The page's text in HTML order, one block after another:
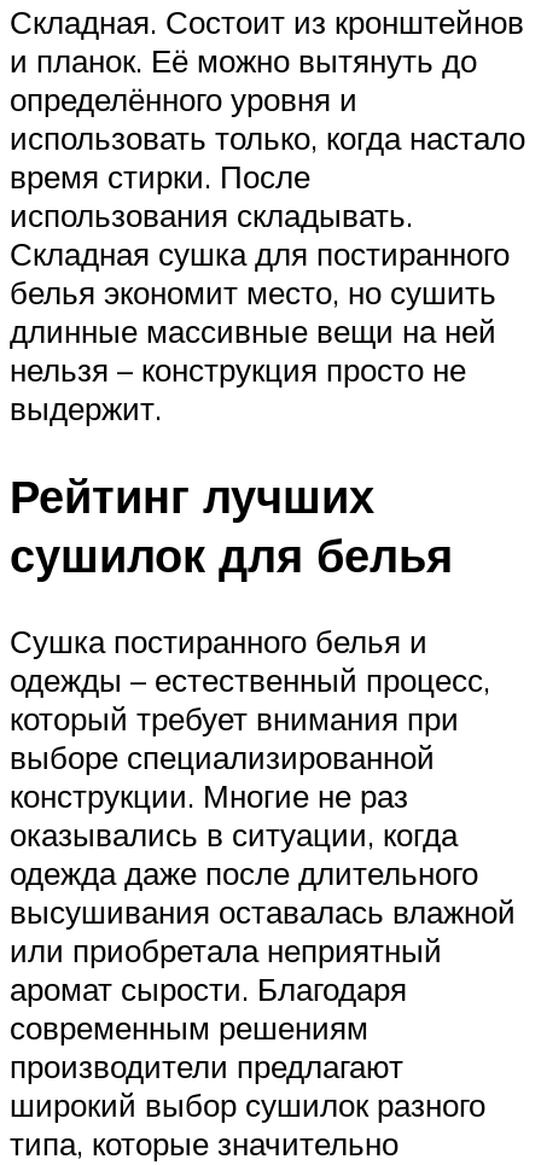
Складная. Состоит из кронштейнов
и планок. Её можно вытянуть до
определённого уровня и
использовать только, когда настало
время стирки. После
использования складывать.
Складная сушка для постиранного
белья экономит место, но сушить
длинные массивные вещи на ней
нельзя – конструкция просто не
выдержит.
Рейтинг лучших
сушилок для белья
Сушка постиранного белья и
одежды – естественный процесс,
который требует внимания при
выборе специализированной
конструкции. Многие не раз
оказывались в ситуации, когда
одежда даже после длительного
высушивания оставалась влажной
или приобретала неприятный
аромат сырости. Благодаря
современным решениям
производители предлагают
широкий выбор сушилок разного
типа, которые значительно